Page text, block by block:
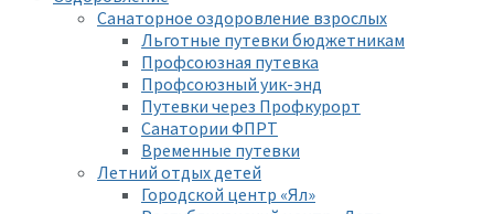
Санаторное оздоровление взрослых
Льготные путевки бюджетникам
Профсоюзная путевка
Профсоюзный уик-энд
Путевки через Профкурорт
Санатории ФПРТ
Временные путевки
Летний отдых детей
Городской центр «Ял»